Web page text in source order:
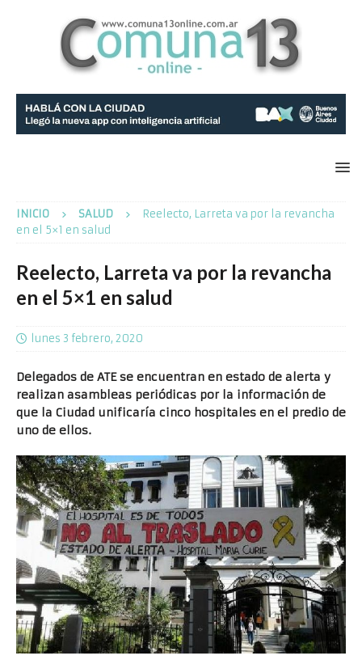
INICIO SALUD
Reelecto, Larreta va por la revancha
en el 5×1 en salud
Reelecto, Larreta va por la revancha
en el 5×1 en salud
lunes 3 febrero, 2020
Delegados de ATE se encuentran en estado de alerta y
realizan asambleas periódicas por la información de
que la Ciudad unificaría cinco hospitales en el predio de
uno de ellos.